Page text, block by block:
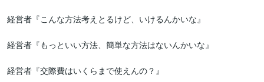
経営者『こんな方法考えとるけど、いけるんかいな』
経営者『もっといい方法、簡単な方法はないんかいな』
経営者『交際費はいくらまで使えんの？』